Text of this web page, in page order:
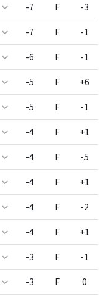
-7 F -3
-7 F -1
-6 F -1
-5 F +6
-5 F -1
-4 F +1
-4 F -5
-4 F +1
-4 F -2
-4 F +1
-3 F -1
-3 F 0